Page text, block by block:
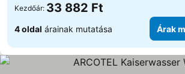
Kezdőár: 33 882 Ft
4 oldal árainak mutatása Árak